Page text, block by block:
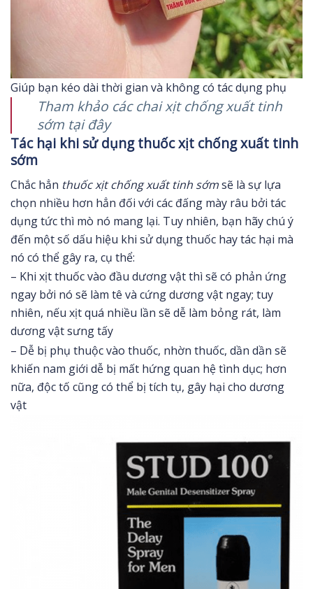
Giúp bạn kéo dài thời gian và không có tác dụng phụ
Tham khảo các chai xịt chống xuất tinh
sớm tại đây
Tác hại khi sử dụng thuốc xịt chống xuất tinh
sớm
Chắc hẳn thuốc xịt chống xuất tinh sớmsẽ là sự lựa
chọn nhiều hơn hẳn đối với các đấng mày râu bởi tác
dụng tức thì mò nó mang lại. Tuy nhiên, bạn hãy chú ý
đến một số dấu hiệu khi sử dụng thuốc hay tác hại mà
nó có thể gây ra, cụ thể:
– Khi xịt thuốc vào đầu dương vật thì sẽ có phản ứng
ngay bởi nó sẽ làm tê và cứng dương vật ngay; tuy
nhiên, nếu xịt quá nhiều lần sẽ dễ làm bỏng rát, làm
dương vật sưng tấy
– Dễ bị phụ thuộc vào thuốc, nhờn thuốc, dần dần sẽ
khiến nam giới dễ bị mất hứng quan hệ tình dục; hơn
nữa, độc tố cũng có thể bị tích tụ, gây hại cho dương
vật